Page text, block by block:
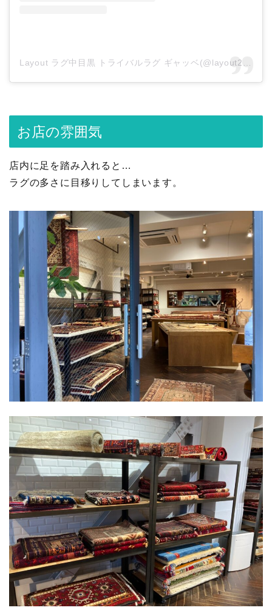
お店の雰囲気
店内に足を踏み入れると…
ラグの多さに目移りしてしまいます。